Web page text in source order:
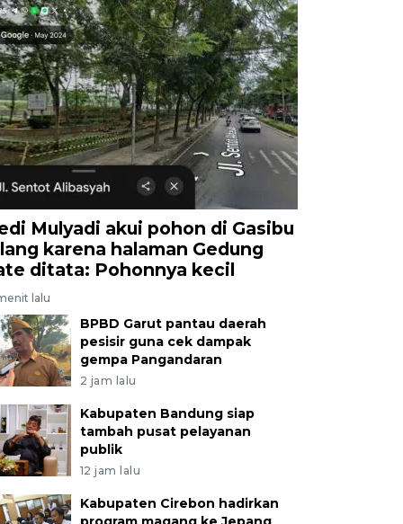
Mulyadi akui pohon di Gasibu
karena halaman Gedung
ditata: Pohonnya kecil
lalu
BPBD Garut pantau daerah
pesisir guna cek dampak
gempa Pangandaran
2 jam lalu
Kabupaten Bandung siap
tambah pusat pelayanan
publik
12 jam lalu
Kabupaten Cirebon hadirkan